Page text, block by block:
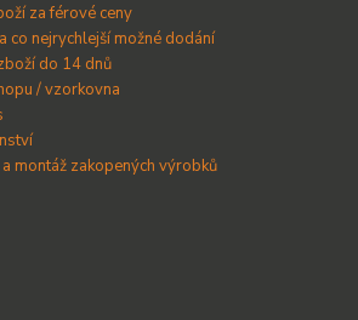
za férové ceny
co nejrychlejší možné dodání
do 14 dnů
/ vzorkovna
montáž zakopených výrobků